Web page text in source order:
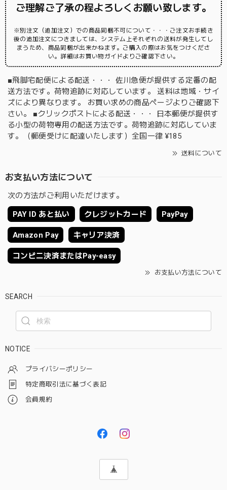
ご理解ご了承の程よろしくお願い致します。
※別注文（追加注文）での商品同梱不可について・・・ご注文お手続き
後の追加注文につきましては、システム上それぞれの送料が発生してし
まうため、商品同梱が出来かねます。ご購入の際はお気をつけくださ
い。詳細はお買い物ガイドよりご確認下さい。
■飛脚宅配便による配送・・・ 佐川急便が提供する定番の配
送方法です。荷物追跡に対応しています。 送料は地域・サイ
ズにより異なります。 お買い求めの商品ページよりご確認下
さい。 ■クリックポストによる配送・・・ 日本郵便が提供す
る小型の荷物専用の配送方法です。荷物追跡に対応していま
す。（郵便受けに配達いたします）全国一律 ¥185
送料について
お支払い方法について
次の方法がご利用いただけます。
PAY ID あと払い クレジットカード PayPay
Amazon Pay キャリア決済
コンビニ決済またはPay-easy
お支払い方法について
SEARCH
NOTICE
プライバシーポリシー
特定商取引法に基づく表記
会員規約